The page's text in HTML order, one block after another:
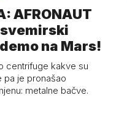
AFRONAUT
na Mars!
centrifuge kakve su
pa je pronašao
metalne bačve.